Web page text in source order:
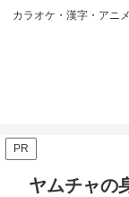
カラオケ・漢字・アニ
PR
ヤムチャの